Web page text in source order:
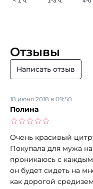
Отзывы
Написать отзыв
Полина
18 июня 2018 в 09:50
Очень красивый
Покупала для мужа
проникаюсь с
он будет сидеть на
как дорогой